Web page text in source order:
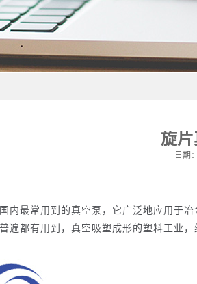
旋
日期：
内最常用到的真空泵，它广泛地应用于
遍都有用到，真空吸塑成形的塑料工业